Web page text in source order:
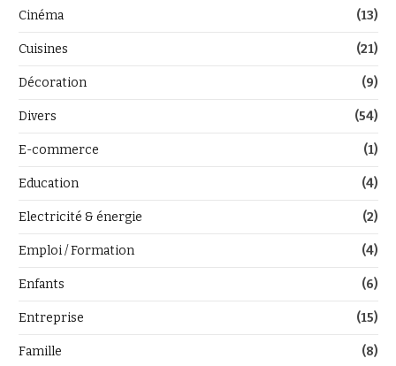
Cinéma (13)
Cuisines (21)
Décoration (9)
Divers (54)
E-commerce (1)
Education (4)
Electricité & énergie (2)
Emploi / Formation (4)
Enfants (6)
Entreprise (15)
Famille (8)